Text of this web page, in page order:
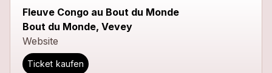
Fleuve Congo au Bout du Monde
Bout du Monde, Vevey
Website
Ticket kaufen